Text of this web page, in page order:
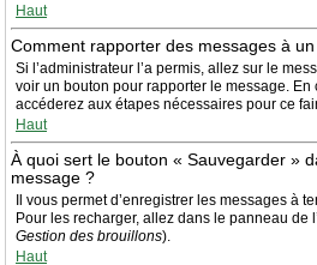
Haut
Comment rapporter des messages à
Si l’administrateur l’a permis, allez sur le
voir un bouton pour rapporter le message. En
accéderez aux étapes nécessaires pour ce
Haut
À quoi sert le bouton « Sauvegarder »
message ?
Il vous permet d’enregistrer les messages à
Pour les recharger, allez dans le panneau de
Gestion des brouillons).
Haut